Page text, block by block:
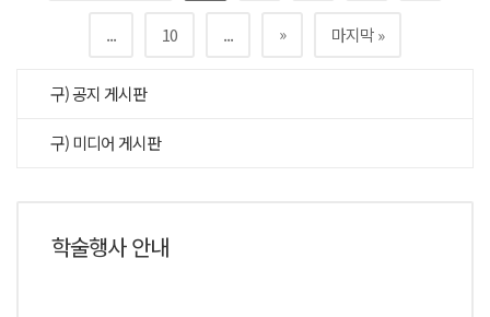
... 10 ... » 마지막 »
구) 공지 게시판
구) 미디어 게시판
학술행사 안내